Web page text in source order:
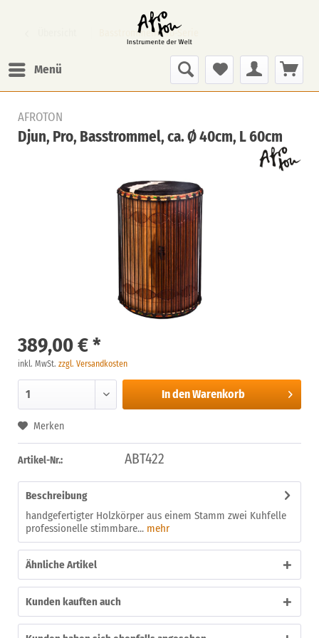
Menü
Basstrommeln Pro-Serie
AFROTON
Djun, Pro, Basstrommel, ca. Ø 40cm, L 60cm
389,00 € *
inkl. MwSt. zzgl. Versandkosten
In denWarenkorb
Merken
Artikel-Nr.: ABT422
Beschreibung
handgefertigter Holzkörper aus einem Stamm zwei Kuhfelle
professionelle stimmbare... mehr
Ähnliche Artikel
Kunden kauften auch